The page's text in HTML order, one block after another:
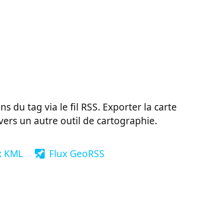
du tag via le fil RSS. Exporter la carte
un autre outil de cartographie.
KML Flux GeoRSS